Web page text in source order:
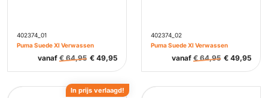
402374_01
Puma Suede Xl Verwassen
vanaf €64,95 € 49,95
402374_02
Puma Suede Xl Verwassen
vanaf €64,95 € 49,95
In prijs verlaagd!